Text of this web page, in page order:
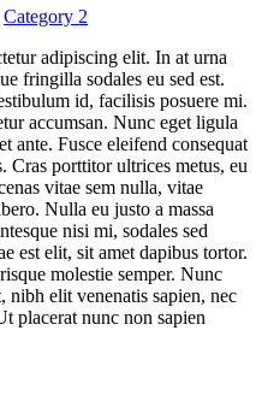
Category 2
adipiscing elit. In at urna
fringilla sodales eu sed est.
id, facilisis posuere mi.
accumsan. Nunc eget ligula
ante. Fusce eleifend consequat
Cras porttitor ultrices metus, eu
vitae sem nulla, vitae
Nulla eu justo a massa
nisi mi, sodales sed
est elit, sit amet dapibus tortor.
molestie semper. Nunc
elit venenatis sapien, nec
placerat nunc non sapien